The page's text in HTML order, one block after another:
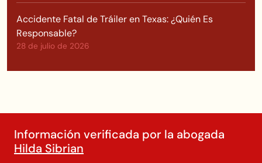
Accidente Fatal de Tráiler en Texas: ¿Quién Es
Responsable?
28 de julio de 2026
Información verificada por la abogada
Hilda Sibrian